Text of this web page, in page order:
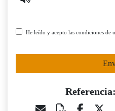
He leído y acepto las condiciones de